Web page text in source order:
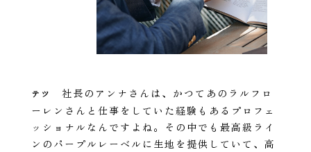
テツ
社長のアンナさんは、かつてあのラルフロ
ーレンさんと仕事をしていた経験もあるプロフェ
ッショナルなんですよね。その中でも最高級ライ
ンのパープルレーベルに生地を提供していて、高